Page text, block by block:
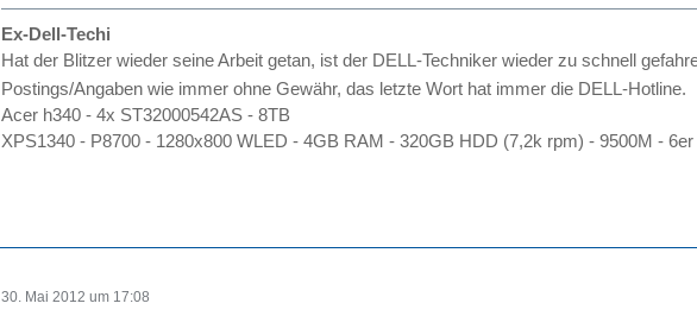
Ex-Dell-Techi
Hat der Blitzer wieder seine Arbeit getan, ist der DELL-Techniker wieder zu schnell
Postings/Angaben wie immer ohne Gewähr, das letzte Wort hat immer die DELL-Hotline.
Acer h340 - 4x ST32000542AS - 8TB
XPS1340 - P8700 - 1280x800 WLED - 4GB RAM - 320GB HDD (7,2k rpm) - 9500M -
30. Mai 2012 um 17:08